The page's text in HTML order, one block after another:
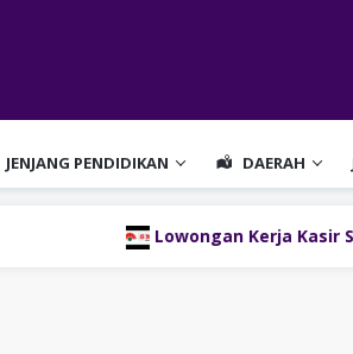
JENJANG PENDIDIKAN DAERAH
Lowongan Kerja Kasir SM Swalayan